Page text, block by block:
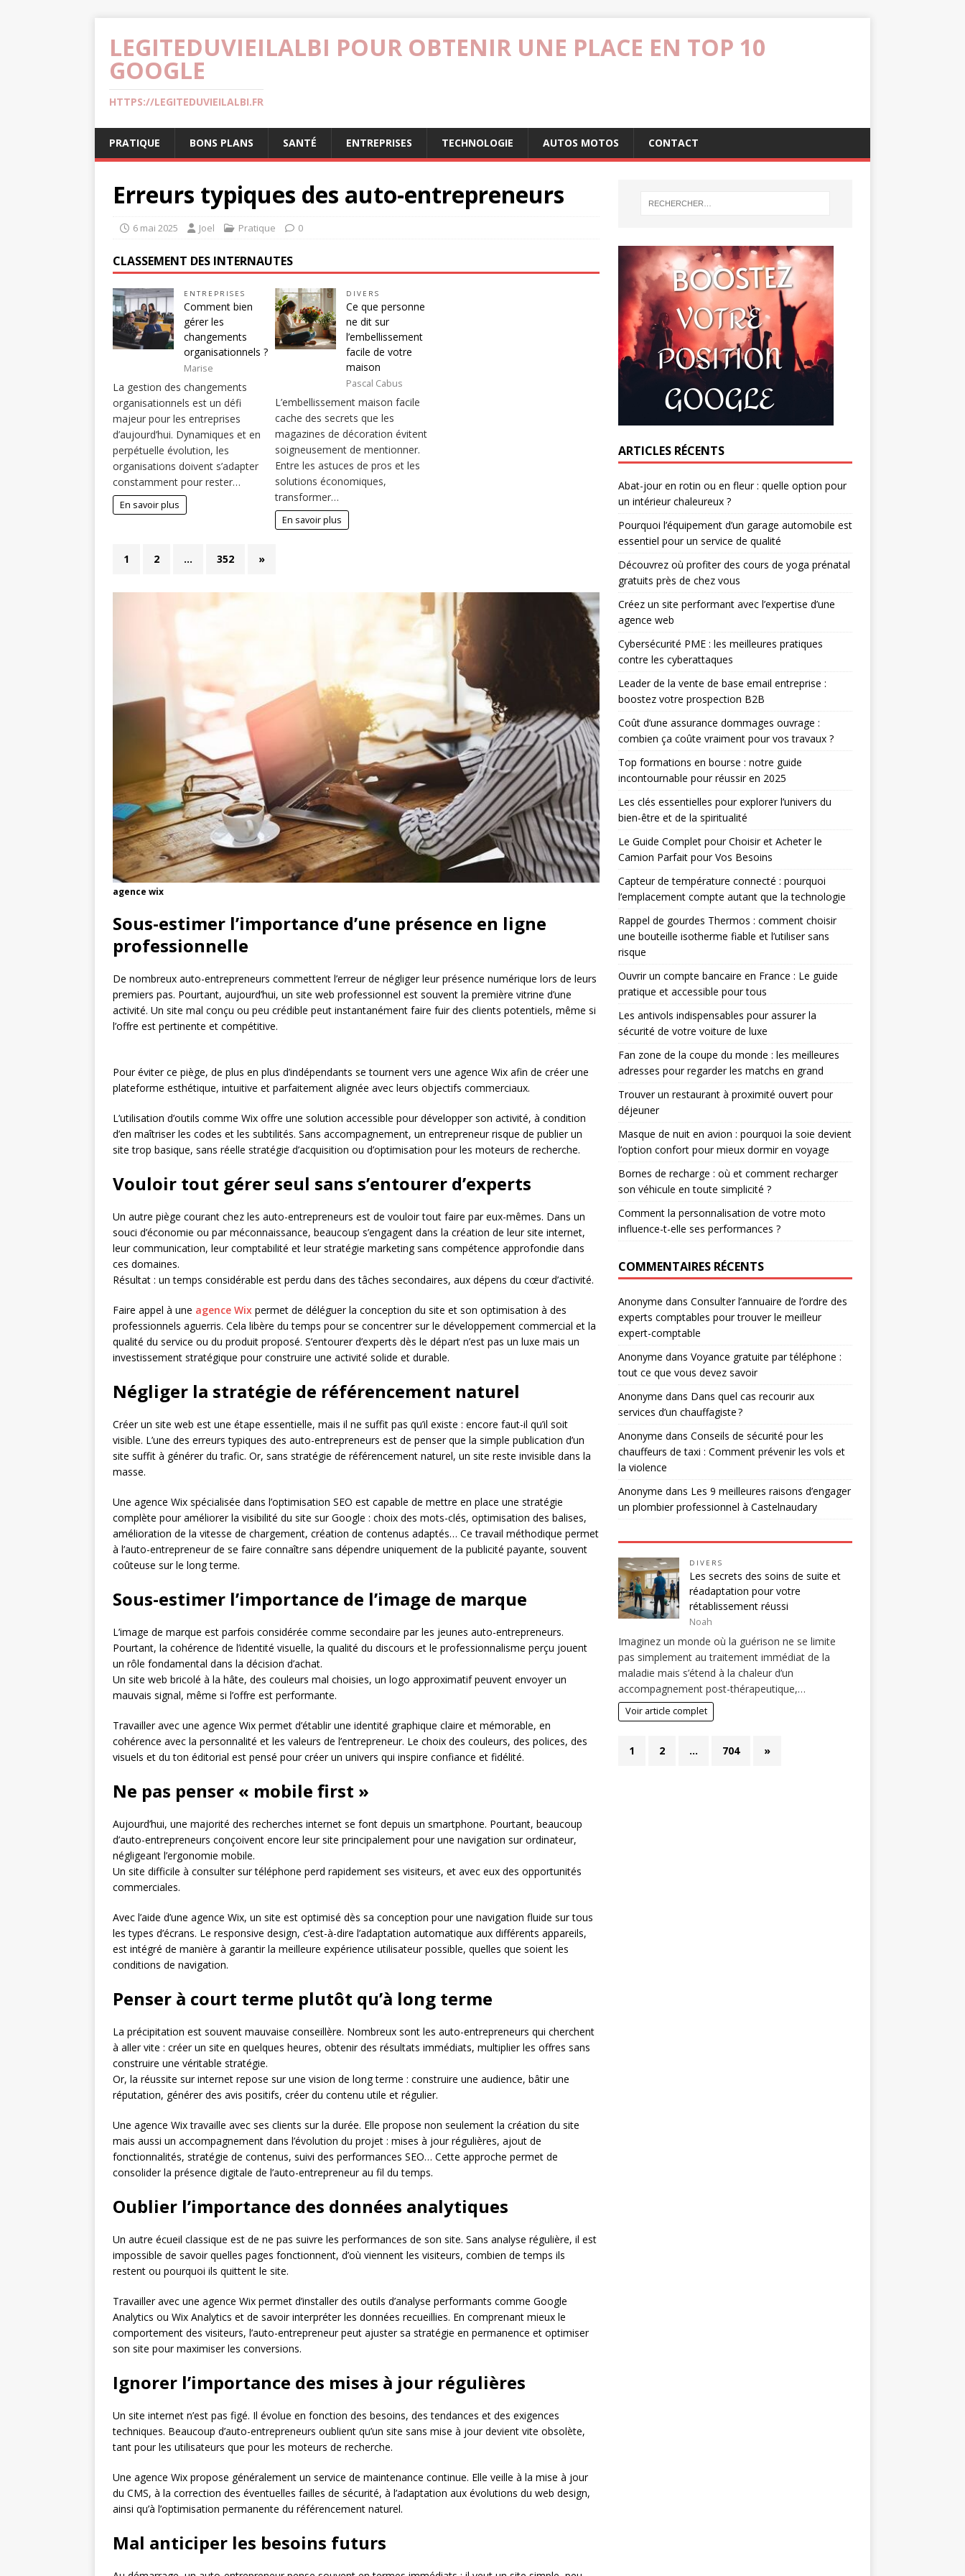
LEGITEDUVIEILALBI POUR OBTENIR UNE PLACE EN TOP 10
GOOGLE
HTTPS://LEGITEDUVIEILALBI.FR
PRATIQUE BONS PLANS SANTÉ ENTREPRISES TECHNOLOGIE AUTOS MOTOS CONTACT
Erreurs typiques des auto-entrepreneurs
6 mai 2025 Joel Pratique 0
CLASSEMENT DES INTERNAUTES
ENTREPRISES
Comment bien
gérer les
changements
organisationnels ?
Marise
La gestion des changements
organisationnels est un défi
majeur pour les entreprises
d’aujourd’hui. Dynamiques et en
perpétuelle évolution, les
organisations doivent s’adapter
constamment pour rester…
En savoir plus
DIVERS
Ce que personne
ne dit sur
l’embellissement
facile de votre
maison
Pascal Cabus
L’embellissement maison facile
cache des secrets que les
magazines de décoration évitent
soigneusement de mentionner.
Entre les astuces de pros et les
solutions économiques,
transformer…
En savoir plus
1 2 … 352 »
agence wix
Sous-estimer l’importance d’une présence en ligne
professionnelle
De nombreux auto-entrepreneurs commettent l’erreur de négliger leur présence numérique lors de leurs
premiers pas. Pourtant, aujourd’hui, un site web professionnel est souvent la première vitrine d’une
activité. Un site mal conçu ou peu crédible peut instantanément faire fuir des clients potentiels, même si
l’offre est pertinente et compétitive.
Pour éviter ce piège, de plus en plus d’indépendants se tournent vers une agence Wix afin de créer une
plateforme esthétique, intuitive et parfaitement alignée avec leurs objectifs commerciaux.
L’utilisation d’outils comme Wix offre une solution accessible pour développer son activité, à condition
d’en maîtriser les codes et les subtilités. Sans accompagnement, un entrepreneur risque de publier un
site trop basique, sans réelle stratégie d’acquisition ou d’optimisation pour les moteurs de recherche.
Vouloir tout gérer seul sans s’entourer d’experts
Un autre piège courant chez les auto-entrepreneurs est de vouloir tout faire par eux-mêmes. Dans un
souci d’économie ou par méconnaissance, beaucoup s’engagent dans la création de leur site internet,
leur communication, leur comptabilité et leur stratégie marketing sans compétence approfondie dans
ces domaines.
Résultat : un temps considérable est perdu dans des tâches secondaires, aux dépens du cœur d’activité.
Faire appel à une agence Wix permet de déléguer la conception du site et son optimisation à des
professionnels aguerris. Cela libère du temps pour se concentrer sur le développement commercial et la
qualité du service ou du produit proposé. S’entourer d’experts dès le départ n’est pas un luxe mais un
investissement stratégique pour construire une activité solide et durable.
Négliger la stratégie de référencement naturel
Créer un site web est une étape essentielle, mais il ne suffit pas qu’il existe : encore faut-il qu’il soit
visible. L’une des erreurs typiques des auto-entrepreneurs est de penser que la simple publication d’un
site suffit à générer du trafic. Or, sans stratégie de référencement naturel, un site reste invisible dans la
masse.
Une agence Wix spécialisée dans l’optimisation SEO est capable de mettre en place une stratégie
complète pour améliorer la visibilité du site sur Google : choix des mots-clés, optimisation des balises,
amélioration de la vitesse de chargement, création de contenus adaptés… Ce travail méthodique permet
à l’auto-entrepreneur de se faire connaître sans dépendre uniquement de la publicité payante, souvent
coûteuse sur le long terme.
Sous-estimer l’importance de l’image de marque
L’image de marque est parfois considérée comme secondaire par les jeunes auto-entrepreneurs.
Pourtant, la cohérence de l’identité visuelle, la qualité du discours et le professionnalisme perçu jouent
un rôle fondamental dans la décision d’achat.
Un site web bricolé à la hâte, des couleurs mal choisies, un logo approximatif peuvent envoyer un
mauvais signal, même si l’offre est performante.
Travailler avec une agence Wix permet d’établir une identité graphique claire et mémorable, en
cohérence avec la personnalité et les valeurs de l’entrepreneur. Le choix des couleurs, des polices, des
visuels et du ton éditorial est pensé pour créer un univers qui inspire confiance et fidélité.
Ne pas penser « mobile first »
Aujourd’hui, une majorité des recherches internet se font depuis un smartphone. Pourtant, beaucoup
d’auto-entrepreneurs conçoivent encore leur site principalement pour une navigation sur ordinateur,
négligeant l’ergonomie mobile.
Un site difficile à consulter sur téléphone perd rapidement ses visiteurs, et avec eux des opportunités
commerciales.
Avec l’aide d’une agence Wix, un site est optimisé dès sa conception pour une navigation fluide sur tous
les types d’écrans. Le responsive design, c’est-à-dire l’adaptation automatique aux différents appareils,
est intégré de manière à garantir la meilleure expérience utilisateur possible, quelles que soient les
conditions de navigation.
Penser à court terme plutôt qu’à long terme
La précipitation est souvent mauvaise conseillère. Nombreux sont les auto-entrepreneurs qui cherchent
à aller vite : créer un site en quelques heures, obtenir des résultats immédiats, multiplier les offres sans
construire une véritable stratégie.
Or, la réussite sur internet repose sur une vision de long terme : construire une audience, bâtir une
réputation, générer des avis positifs, créer du contenu utile et régulier.
Une agence Wix travaille avec ses clients sur la durée. Elle propose non seulement la création du site
mais aussi un accompagnement dans l’évolution du projet : mises à jour régulières, ajout de
fonctionnalités, stratégie de contenus, suivi des performances SEO… Cette approche permet de
consolider la présence digitale de l’auto-entrepreneur au fil du temps.
Oublier l’importance des données analytiques
Un autre écueil classique est de ne pas suivre les performances de son site. Sans analyse régulière, il est
impossible de savoir quelles pages fonctionnent, d’où viennent les visiteurs, combien de temps ils
restent ou pourquoi ils quittent le site.
Travailler avec une agence Wix permet d’installer des outils d’analyse performants comme Google
Analytics ou Wix Analytics et de savoir interpréter les données recueillies. En comprenant mieux le
comportement des visiteurs, l’auto-entrepreneur peut ajuster sa stratégie en permanence et optimiser
son site pour maximiser les conversions.
Ignorer l’importance des mises à jour régulières
Un site internet n’est pas figé. Il évolue en fonction des besoins, des tendances et des exigences
techniques. Beaucoup d’auto-entrepreneurs oublient qu’un site sans mise à jour devient vite obsolète,
tant pour les utilisateurs que pour les moteurs de recherche.
Une agence Wix propose généralement un service de maintenance continue. Elle veille à la mise à jour
du CMS, à la correction des éventuelles failles de sécurité, à l’adaptation aux évolutions du web design,
ainsi qu’à l’optimisation permanente du référencement naturel.
Mal anticiper les besoins futurs
ARTICLES RÉCENTS
Abat-jour en rotin ou en fleur : quelle option pour
un intérieur chaleureux ?
Pourquoi l’équipement d’un garage automobile est
essentiel pour un service de qualité
Découvrez où profiter des cours de yoga prénatal
gratuits près de chez vous
Créez un site performant avec l’expertise d’une
agence web
Cybersécurité PME : les meilleures pratiques
contre les cyberattaques
Leader de la vente de base email entreprise :
boostez votre prospection B2B
Coût d’une assurance dommages ouvrage :
combien ça coûte vraiment pour vos travaux ?
Top formations en bourse : notre guide
incontournable pour réussir en 2025
Les clés essentielles pour explorer l’univers du
bien-être et de la spiritualité
Le Guide Complet pour Choisir et Acheter le
Camion Parfait pour Vos Besoins
Capteur de température connecté : pourquoi
l’emplacement compte autant que la technologie
Rappel de gourdes Thermos : comment choisir
une bouteille isotherme fiable et l’utiliser sans
risque
Ouvrir un compte bancaire en France : Le guide
pratique et accessible pour tous
Les antivols indispensables pour assurer la
sécurité de votre voiture de luxe
Fan zone de la coupe du monde : les meilleures
adresses pour regarder les matchs en grand
Trouver un restaurant à proximité ouvert pour
déjeuner
Masque de nuit en avion : pourquoi la soie devient
l’option confort pour mieux dormir en voyage
Bornes de recharge : où et comment recharger
son véhicule en toute simplicité ?
Comment la personnalisation de votre moto
influence-t-elle ses performances ?
COMMENTAIRES RÉCENTS
Anonyme dans Consulter l’annuaire de l’ordre des
experts comptables pour trouver le meilleur
expert-comptable
Anonyme dans Voyance gratuite par téléphone :
tout ce que vous devez savoir
Anonyme dans Dans quel cas recourir aux
services d’un chauffagiste ?
Anonyme dans Conseils de sécurité pour les
chauffeurs de taxi : Comment prévenir les vols et
la violence
Anonyme dans Les 9 meilleures raisons d’engager
un plombier professionnel à Castelnaudary
DIVERS
Les secrets des soins de suite et
réadaptation pour votre
rétablissement réussi
Noah
Imaginez un monde où la guérison ne se limite
pas simplement au traitement immédiat de la
maladie mais s’étend à la chaleur d’un
accompagnement post-thérapeutique,…
Voir article complet
1 2 … 704 »